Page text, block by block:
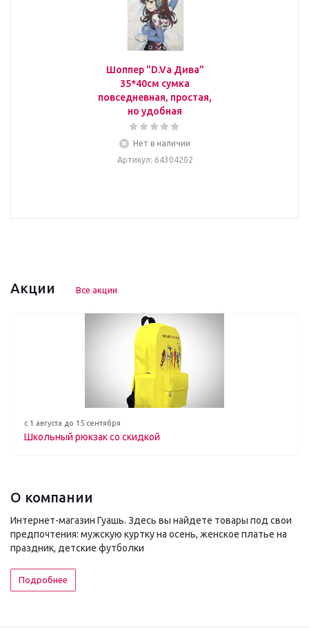
Шоппер "D.Va Дива"
35*40см сумка
повседневная, простая,
но удобная
Нет в наличии
Артикул: 64304202
Акции Все акции
с 1 августа до 15 сентября
Школьный рюкзак со скидкой
О компании
Интернет-магазин Гуашь. Здесь вы найдете товары под свои
предпочтения: мужскую куртку на осень, женское платье на
праздник, детские футболки
Подробнее